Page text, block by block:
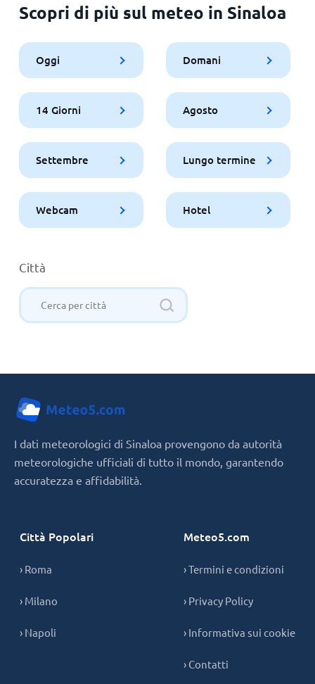
Scopri di più sul meteo in Sinaloa
Oggi Domani
14 Giorni Agosto
Settembre Lungo termine
Webcam Hotel
Città
I dati meteorologici di Sinaloa provengono da autorità
meteorologiche ufficiali di tutto il mondo, garantendo
accuratezza e affidabilità.
Città Popolari
› Roma
› Milano
› Napoli
Meteo5.com
› Termini e condizioni
› Privacy Policy
› Informativa sui cookie
› Contatti